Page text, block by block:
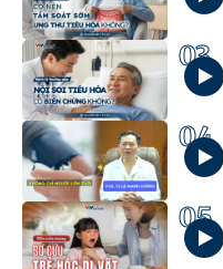
03
04
05